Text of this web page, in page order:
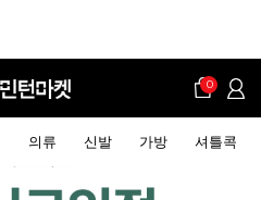
0
의류 신발 가방 셔틀콕